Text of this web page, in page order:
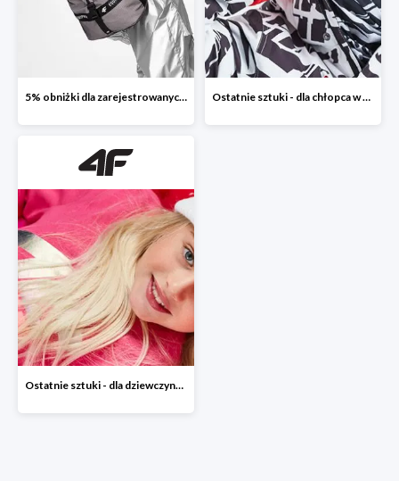
5% obniżki dla zarejestrowanych klientów Ostatnie sztuki - dla chłopca w 4F
Ostatnie sztuki - dla dziewczynki w 4F